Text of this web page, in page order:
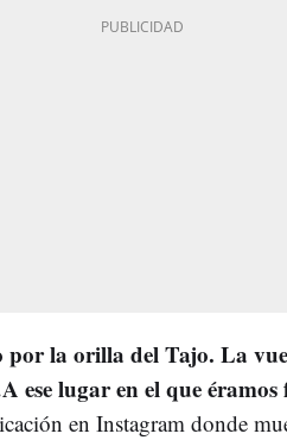
la orilla del Tajo. La
lugar en el que éramos
en Instagram donde